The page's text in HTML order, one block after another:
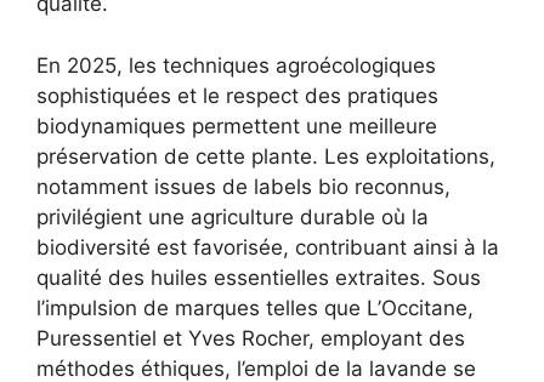
En 2025, les techniques agroécologiques
sophistiquées et le respect des pratiques
biodynamiques permettent une meilleure
préservation de cette plante. Les exploitations,
notamment issues de labels bio reconnus,
privilégient une agriculture durable où la
biodiversité est favorisée, contribuant ainsi à la
qualité des huiles essentielles extraites. Sous
l’impulsion de marques telles que L’Occitane,
Puressentiel et Yves Rocher, employant des
méthodes éthiques, l’emploi de la lavande se